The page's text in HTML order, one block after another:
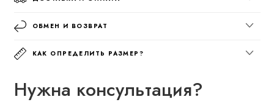
ОБМЕН И ВОЗВРАТ
КАК ОПРЕДЕЛИТЬ РАЗМЕР?
Нужна консультация?